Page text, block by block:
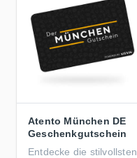
Atento München DE
Geschenkgutschein
Entdecke die stilvollsten